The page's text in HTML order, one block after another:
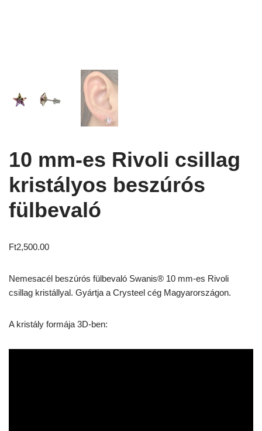
10 mm-es Rivoli csillag
kristályos beszúrós
fülbevaló
Ft2,500.00
Nemesacél beszúrós fülbevaló Swanis® 10 mm-es Rivoli
csillag kristállyal. Gyártja a Crysteel cég Magyarországon.
A kristály formája 3D-ben: